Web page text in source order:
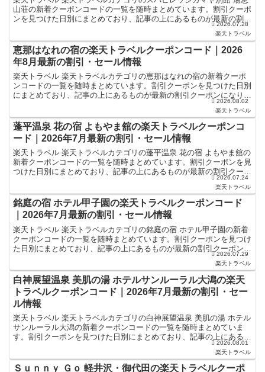
山荘の新着クーポンコードの一覧を随時まとめています。割引クーポ
ンを見つけた日別にまとめており、記事の上にあるものが最新の割引
クーポンになります。ホテル・旅館宿泊の予約などで使え...2026.07.28
楽天トラベル
恵那はなれの宿の楽天トラベルクーポンコード｜2026
年8月最新の割引・セール情報
楽天トラベル 楽天トラベルカテゴリの恵那はなれの宿の新着クーポ
ンコードの一覧を随時まとめています。割引クーポンを見つけた日別
にまとめており、記事の上にあるものが最新の割引クーポンになりま
す。ホテル・旅館宿泊の予約などで使えるクーポンやセール...2026.08.02
楽天トラベル
蓬平温泉 花の宿 よもやま舘の楽天トラベルクーポンコ
ード｜2026年7月最新の割引・セール情報
楽天トラベル 楽天トラベルカテゴリの蓬平温泉 花の宿 よもやま舘の
新着クーポンコードの一覧を随時まとめています。割引クーポンを見
つけた日別にまとめており、記事の上にあるものが最新の割引クーポ
ンになります。ホテル・旅館宿泊の予約などで使えるク...
2026.07.24
楽天トラベル
銘庭の宿 ホテル甲子園の楽天トラベルクーポンコード
｜2026年7月最新の割引・セール情報
楽天トラベル 楽天トラベルカテゴリの銘庭の宿 ホテル甲子園の新着
クーポンコードの一覧を随時まとめています。割引クーポンを見つけ
た日別にまとめており、記事の上にあるものが最新の割引クーポンに
なります。ホテル・旅館宿泊の予約などで使えるクーポン...2026.07.29
楽天トラベル
白神展望温泉 美肌の湯 ホテルサンルーラル大潟の楽天
トラベルクーポンコード｜2026年7月最新の割引・セー
ル情報
楽天トラベル 楽天トラベルカテゴリの白神展望温泉 美肌の湯 ホテル
サンルーラル大潟の新着クーポンコードの一覧を随時まとめていま
す。割引クーポンを見つけた日別にまとめており、記事の上にあるも
のが最新の割引クーポンになります。ホテル・旅館宿泊の...2026.08.01
楽天トラベル
Ｓｕｎｎｙ Ｇｏ 軽井沢・御代田の楽天トラベルクーポ